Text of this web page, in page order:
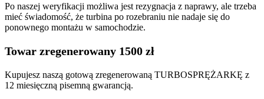
Po naszej weryfikacji możliwa jest rezygnacja z naprawy, ale trzeba
mieć świadomość, że turbina po rozebraniu nie nadaje się do
ponownego montażu w samochodzie.
Towar zregenerowany 1500 zł
Kupujesz naszą gotową zregenerowaną TURBOSPRĘŻARKĘ z
12 miesięczną pisemną gwarancją.